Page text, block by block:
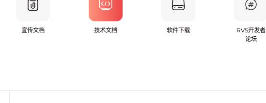
宣传文档 技术文档 软件下载
RVS开发者
论坛